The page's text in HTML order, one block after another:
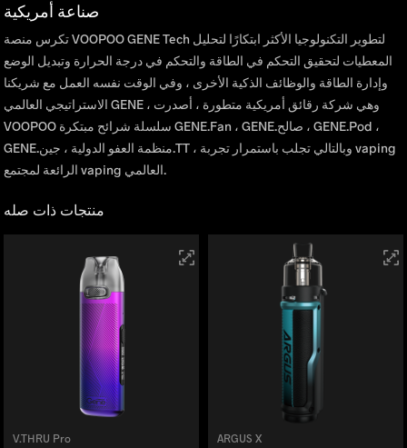
صناعة أمريكية
تكرس منصة VOOPOO GENE Tech لتطوير التكنولوجيا الأكثر ابتكارًا لتحليل
المعطيات لتحقيق التحكم في الطاقة والتحكم في درجة الحرارة وتبديل الوضع
وإدارة الطاقة والوظائف الذكية الأخرى ، وفي الوقت نفسه العمل مع شريكنا
الاستراتيجي العالمي GENE ، وهي شركة رقائق أمريكية متطورة ، أصدرت
VOOPOO سلسلة شرائح مبتكرة GENE.Fan ، GENE.صالح ، GENE.Pod ،
GENE.منظمة العفو الدولية ، جين.TT ، وبالتالي تجلب باستمرار تجربة vaping
الرائعة لمجتمع vaping العالمي.
منتجات ذات صله
V.THRU Pro ARGUS X